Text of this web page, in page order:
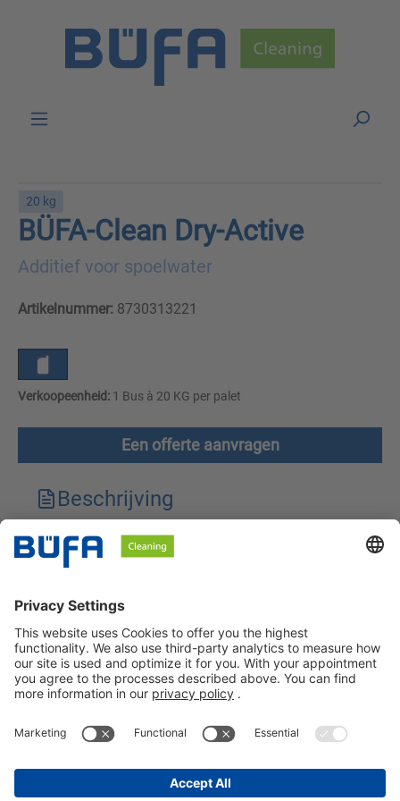
20 kg
BÜFA-Clean Dry-Active
Additief voor spoelwater
Artikelnummer: 8730313221
Verkoopeenheid: 1 Bus à 20 KG per palet
Een offerte aanvragen
Beschrijving
Technische kenmerken
Veiligheidsinstructies